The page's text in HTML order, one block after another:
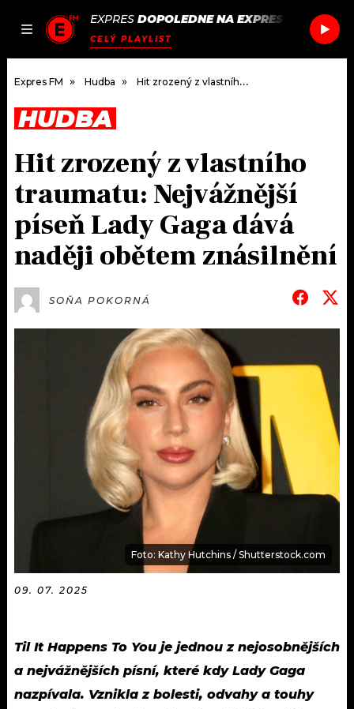
JAK
SEZNAM.CZ
EXPRES DOPOLEDNE NA EXPRES FM /LIZZY
CELÝ PLAYLIST
DOMŮ
ČLÁNKY
AKTUÁLNĚ
HUDBA
ROZHOVORY
KULTURA
OSTATNÍ
PODCASTY
JAK NALADIT
RÁDIO
APLIKACE
JAK NALADIT
SOUTĚŽE
Expres FM Hudba Hit zrozený z vlastního traumatu: Nejvážnější píseň Lady Gaga dává naději obětem znásilnění
HUDBA
Hit zrozený z vlastního
traumatu: Nejvážnější
píseň Lady Gaga dává
naději obětem znásilnění
SOŇA POKORNÁ
Foto: Kathy Hutchins / Shutterstock.com
09. 07. 2025
Til It Happens To You je jednou z nejosobnějších
a nejvážnějších písní, které kdy Lady Gaga
nazpívala. Vznikla z bolesti, odvahy a touhy